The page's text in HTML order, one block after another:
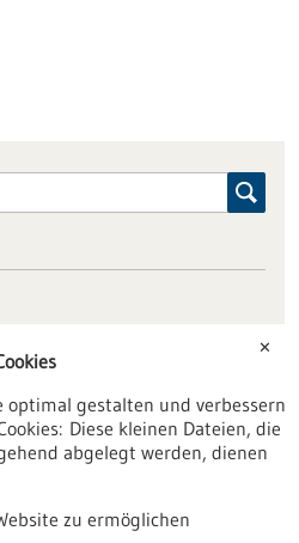
✕
optimal gestalten und verbessern
Diese kleinen Dateien, die
abgelegt werden, dienen
zu ermöglichen